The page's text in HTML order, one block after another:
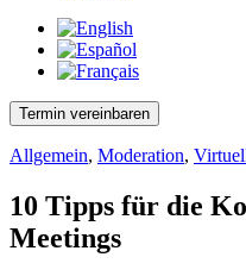
Termin vereinbaren
Allgemein, Moderation,
10 Tipps für die
Meetings